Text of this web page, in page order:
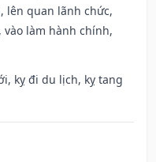
lên quan lãnh chức,
làm hành chính,
kỵ đi du lịch, kỵ tang